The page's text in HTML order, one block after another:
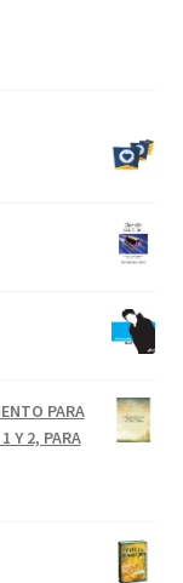
PARA
Y 2, PARA